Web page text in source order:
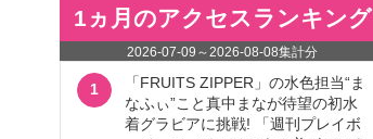
1ヵ月のアクセスランキング
2026-07-09 ～2026-08-08集計分
1
「FRUITS ZIPPER」の水色担当“ま
なふぃ”こと真中まなが待望の初水
着グラビアに挑戦! 「週刊プレイボ